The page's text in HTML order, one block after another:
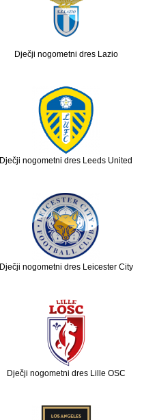
Dječji nogometni dres Lazio
Dječji nogometni dres Leeds United
Dječji nogometni dres Leicester City
Dječji nogometni dres Lille OSC